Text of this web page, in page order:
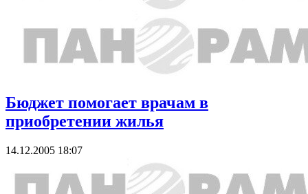
Бюджет помогает врачам в
приобретении жилья
14.12.2005 18:07